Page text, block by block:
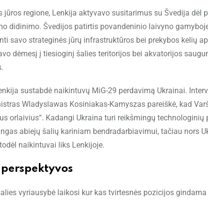
regione, Lenkija aktyvavo susitarimus su Švedija dėl
didinimo. Švedijos patirtis povandeninio laivyno
savo strateginės jūrų infrastruktūros bei prekybos kelių
dėmesį į tiesioginį šalies teritorijos bei akvatorijos
sustabdė naikintuvų MiG-29 perdavimą Ukrainai.
Wladyslawas Kosiniakas-Kamyszas pareiškė, kad
orlaivius“. Kadangi Ukraina turi reikšmingų technologinių
abiejų šalių kariniam bendradarbiavimui, tačiau nors
naikintuvai liks Lenkijoje.
vyriausybė laikosi kur kas tvirtesnės pozicijos